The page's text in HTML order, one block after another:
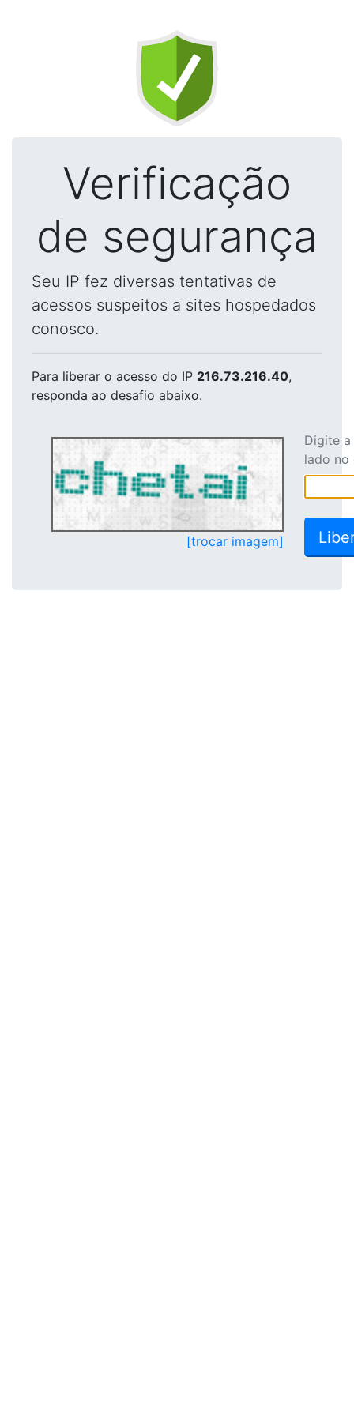
Verificação
de segurança
Seu IP fez diversas tentativas de
acessos suspeitos a sites hospedados
conosco.
Para liberar o acesso do IP 216.73.216.40,
responda ao desafio abaixo.
[trocar imagem]
Digite
lado no